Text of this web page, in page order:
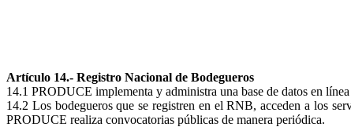
Artículo 14.- Registro Nacional de Bodegueros
14.1 PRODUCE implementa y administra una base de datos en
14.2 Los bodegueros que se registren en el RNB, acceden a los
PRODUCE realiza convocatorias públicas de manera periódica.